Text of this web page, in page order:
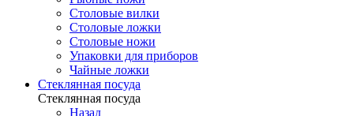
Столовые вилки
Столовые ложки
Столовые ножи
Упаковки для приборов
Чайные ложки
Стеклянная посуда
Стеклянная посуда
Назад